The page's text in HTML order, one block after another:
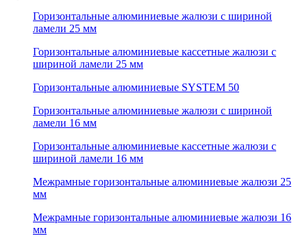
Горизонтальные алюминиевые жалюзи с шириной
ламели 25 мм
Горизонтальные алюминиевые кассетные жалюзи с
шириной ламели 25 мм
Горизонтальные алюминиевые SYSTEM 50
Горизонтальные алюминиевые жалюзи с шириной
ламели 16 мм
Горизонтальные алюминиевые кассетные жалюзи с
шириной ламели 16 мм
Межрамные горизонтальные алюминиевые жалюзи 25
мм
Межрамные горизонтальные алюминиевые жалюзи 16
мм